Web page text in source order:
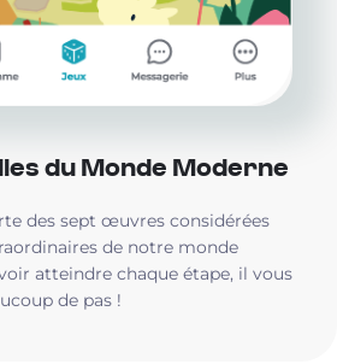
du Monde Moderne
des sept œuvres considérées
de notre monde
atteindre chaque étape, il vous
de pas !